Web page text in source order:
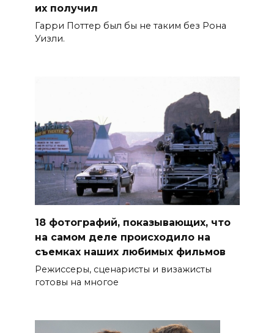
их получил
Гарри Поттер был бы не таким без Рона
Уизли.
18 фотографий, показывающих, что
на самом деле происходило на
съемках наших любимых фильмов
Режиссеры, сценаристы и визажисты
готовы на многое